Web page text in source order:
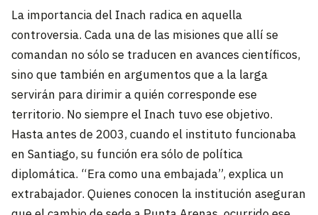
La importancia del Inach radica en aquella
controversia. Cada una de las misiones que allí se
comandan no sólo se traducen en avances científicos,
sino que también en argumentos que a la larga
servirán para dirimir a quién corresponde ese
territorio. No siempre el Inach tuvo ese objetivo.
Hasta antes de 2003, cuando el instituto funcionaba
en Santiago, su función era sólo de política
diplomática. “Era como una embajada”, explica un
extrabajador. Quienes conocen la institución aseguran